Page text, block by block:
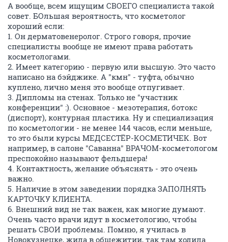
А вообще, всем ищущим СВОЕГО специалиста такой
совет. БОльшая вероятность, что косметолог
хороший если:
1. Он дерматовенеролог. Строго говоря, прочие
специалисты вообще не имеют права работать
косметологами.
2. Имеет категорию - первую или высшую. Это часто
написано на бэйджике. А "кмн" - туфта, обычно
куплено, лично меня это вообще отпугивает.
3. Дипломы на стенах. Только не "участник
конференции" :). Основное - мезотерапия, ботокс
(диспорт), контурная пластика. Ну и специализация
по косметологии - не менее 144 часов, если меньше,
то это были курсы МЕДСЕСТЁР-КОСМЕТИЧЕК. Вот
например, в салоне "Саванна" ВРАЧОМ-косметологом
преспокойно называют фельдшера!
4. Контактность, желание объяснять - это очень
важно.
5. Наличие в этом заведении порядка ЗАПОЛНЯТЬ
КАРТОЧКУ КЛИЕНТА.
6. Внешний вид не так важен, как многие думают.
Очень часто врачи идут в косметологию, чтобы
решать СВОИ проблемы. Помню, я училась в
Новокузнецке, жила в общежитии, так там ходила